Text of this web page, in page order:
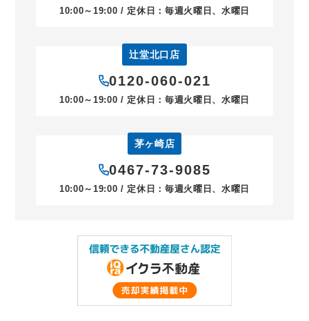
10:00～19:00 / 定休日：毎週火曜日、水曜日
辻堂北口店
0120-060-021
10:00～19:00 / 定休日：毎週火曜日、水曜日
茅ヶ崎店
0467-73-9085
10:00～19:00 / 定休日：毎週火曜日、水曜日